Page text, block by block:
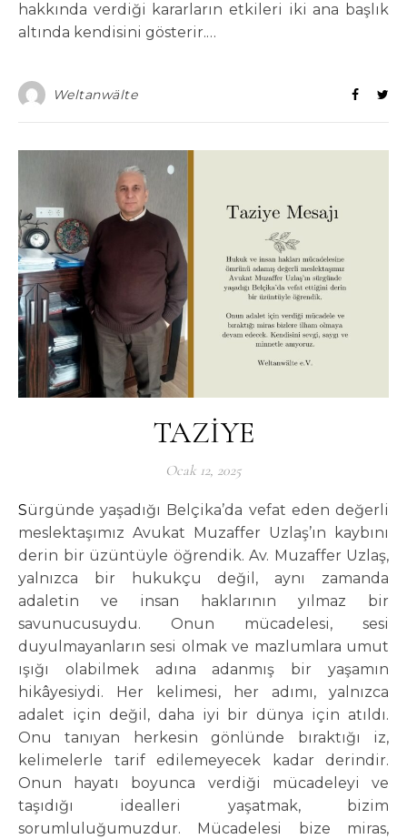
hakkında verdiği kararların etkileri iki ana başlık
altında kendisini gösterir.…
Weltanwälte
TAZİYE
Ocak 12, 2025
Sürgünde yaşadığı Belçika’da vefat eden değerli
meslektaşımız Avukat Muzaffer Uzlaş’ın kaybını
derin bir üzüntüyle öğrendik. Av. Muzaffer Uzlaş,
yalnızca bir hukukçu değil, aynı zamanda
adaletin ve insan haklarının yılmaz bir
savunucusuydu. Onun mücadelesi, sesi
duyulmayanların sesi olmak ve mazlumlara umut
ışığı olabilmek adına adanmış bir yaşamın
hikâyesiydi. Her kelimesi, her adımı, yalnızca
adalet için değil, daha iyi bir dünya için atıldı.
Onu tanıyan herkesin gönlünde bıraktığı iz,
kelimelerle tarif edilemeyecek kadar derindir.
Onun hayatı boyunca verdiği mücadeleyi ve
taşıdığı idealleri yaşatmak, bizim
sorumluluğumuzdur. Mücadelesi bize miras,